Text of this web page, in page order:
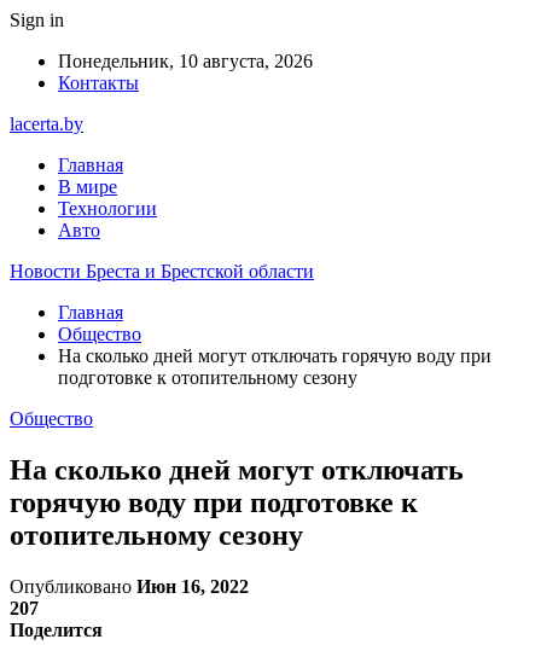
Sign in
Понедельник, 10 августа, 2026
Контакты
lacerta.by
Главная
В мире
Технологии
Авто
Новости Бреста и Брестской области
Главная
Общество
На сколько дней могут отключать горячую воду при
подготовке к отопительному сезону
Общество
На сколько дней могут отключать
горячую воду при подготовке к
отопительному сезону
Опубликовано Июн 16, 2022
207
Поделится